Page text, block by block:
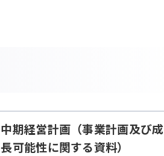
中期経営計画（事業計画及び成
長可能性に関する資料）